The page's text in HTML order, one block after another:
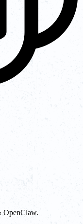
OpenClaw.